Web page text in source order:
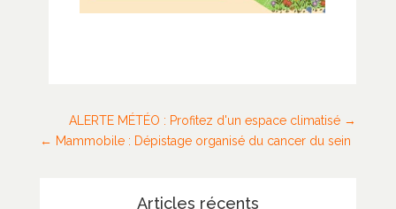
ALERTE MÉTÉO : Profitez d'un espace climatisé
Mammobile : Dépistage organisé du cancer du sein
Articles récents